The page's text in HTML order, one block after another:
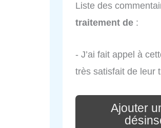
Liste des
traitement de :
- J’ai fait appel à
très satisfait de leur
Ajouter